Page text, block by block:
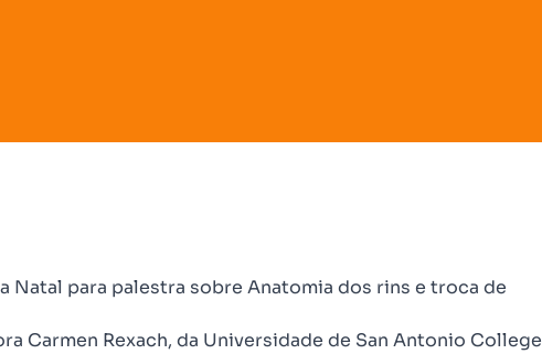
Natal para palestra sobre Anatomia dos rins e troca de
Carmen Rexach, da Universidade de San Antonio College